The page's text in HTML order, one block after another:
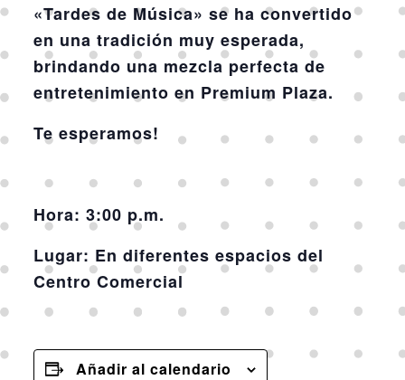
«Tardes de Música» se ha convertido
en una tradición muy esperada,
brindando una mezcla perfecta de
entretenimiento en Premium Plaza.
Te esperamos!
Hora: 3:00 p.m.
Lugar: En diferentes espacios del
Centro Comercial
Añadir al calendario